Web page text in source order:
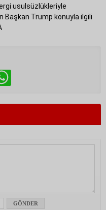
usulsüzlükleriyle
Başkan Trump konuyla ilgili